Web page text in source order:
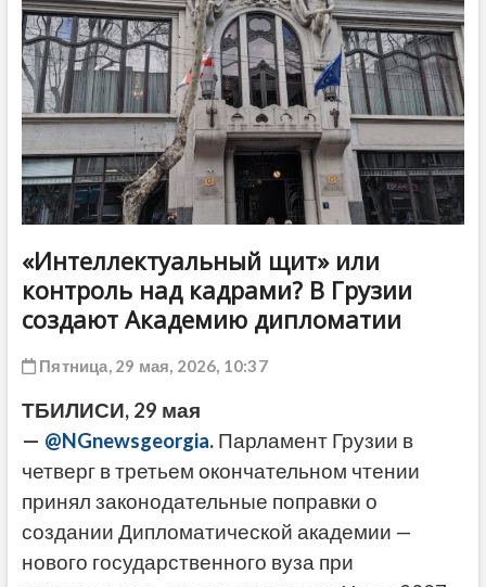
«Интеллектуальный щит» или
контроль над кадрами? В Грузии
создают Академию дипломатии
Пятница, 29 мая, 2026, 10:37
ТБИЛИСИ, 29 мая
— @NGnewsgeorgia. Парламент Грузии в
четверг в третьем окончательном чтении
принял законодательные поправки о
создании Дипломатической академии —
нового государственного вуза при